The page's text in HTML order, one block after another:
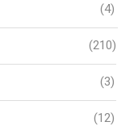
(4)
(210)
(3)
(12)